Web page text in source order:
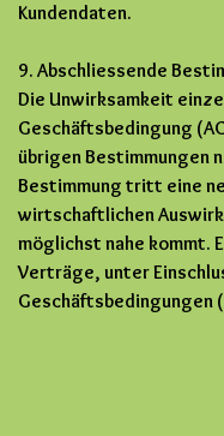
Kundendaten.
9. Abschliessende
Die Unwirksamkeit
Geschäftsbedingung
übrigen Bestimmungen
Bestimmung tritt eine
wirtschaftlichen
möglichst nahe kommt.
Verträge, unter
Geschäftsbedingungen